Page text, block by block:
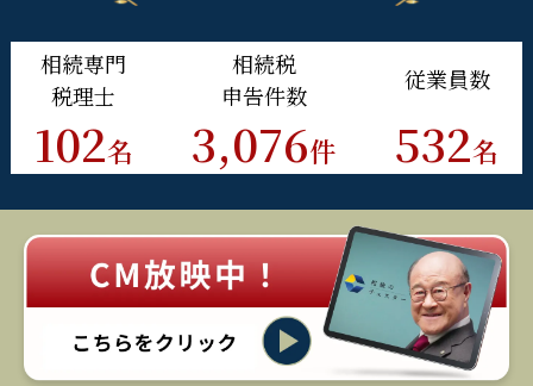
相続専門
税理士
102名
相続税
申告件数
3,076件
従業員数
532名